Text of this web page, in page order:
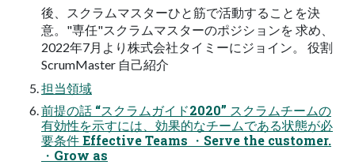
後、スクラムマスターひと筋で活動することを決
意。"専任"スクラムマスターのポジションを 求め、
2022年7月より株式会社タイミーにジョイン。 役割
ScrumMaster 自己紹介
担当領域
前提の話 “スクラムガイド2020” スクラムチームの
有効性を示すには、効果的なチームである状態が必
要条件 Effective Teams ・Serve the customer.
・Grow as